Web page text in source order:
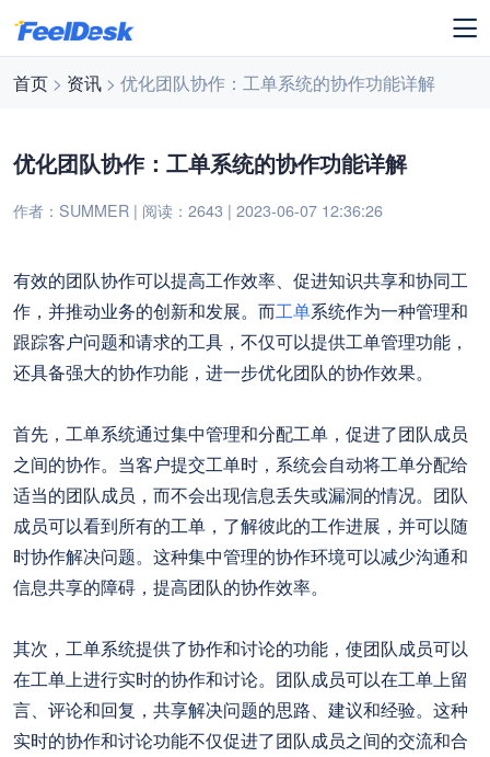
首页 > 资讯 > 优化团队协作：工单系统的协作功能详解
优化团队协作：工单系统的协作功能详解
作者：SUMMER | 阅读：2643 | 2023-06-07 12:36:26
有效的团队协作可以提高工作效率、促进知识共享和协同工
作，并推动业务的创新和发展。而工单系统作为一种管理和
跟踪客户问题和请求的工具，不仅可以提供工单管理功能，
还具备强大的协作功能，进一步优化团队的协作效果。
首先，工单系统通过集中管理和分配工单，促进了团队成员
之间的协作。当客户提交工单时，系统会自动将工单分配给
适当的团队成员，而不会出现信息丢失或漏洞的情况。团队
成员可以看到所有的工单，了解彼此的工作进展，并可以随
时协作解决问题。这种集中管理的协作环境可以减少沟通和
信息共享的障碍，提高团队的协作效率。
其次，工单系统提供了协作和讨论的功能，使团队成员可以
在工单上进行实时的协作和讨论。团队成员可以在工单上留
言、评论和回复，共享解决问题的思路、建议和经验。这种
实时的协作和讨论功能不仅促进了团队成员之间的交流和合